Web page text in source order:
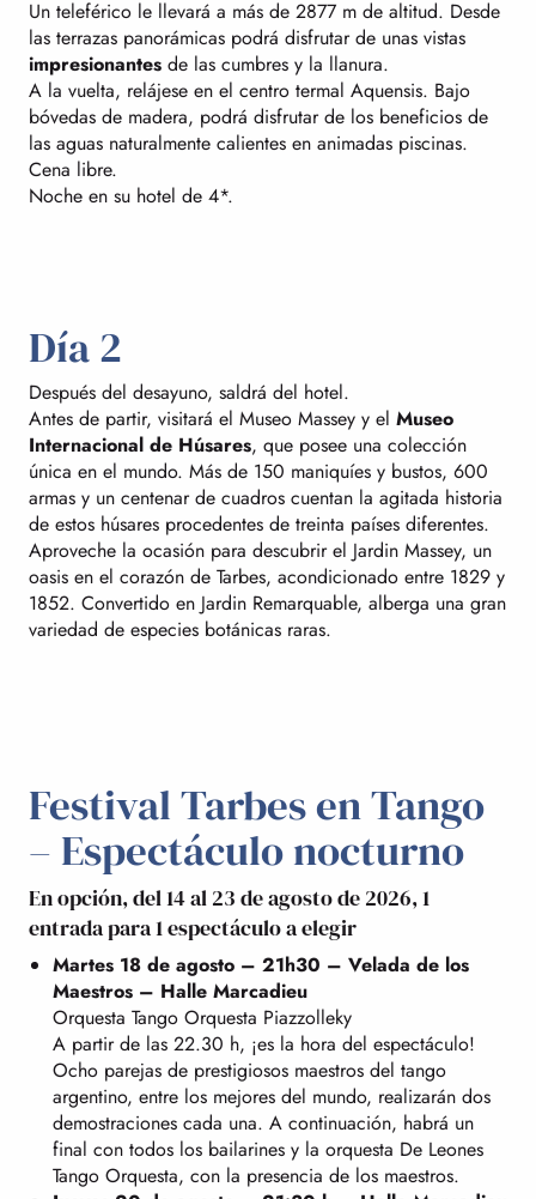
Un teleférico le llevará a más de 2877 m de altitud. Desde
las terrazas panorámicas podrá disfrutar de unas vistas
impresionantes de las cumbres y la llanura.
A la vuelta, relájese en el centro termal Aquensis. Bajo
bóvedas de madera, podrá disfrutar de los beneficios de
las aguas naturalmente calientes en animadas piscinas.
Cena libre.
Noche en su hotel de 4*.
Día 2
Después del desayuno, saldrá del hotel.
Antes de partir, visitará el Museo Massey y el Museo
Internacional de Húsares, que posee una colección
única en el mundo. Más de 150 maniquíes y bustos, 600
armas y un centenar de cuadros cuentan la agitada historia
de estos húsares procedentes de treinta países diferentes.
Aproveche la ocasión para descubrir el Jardin Massey, un
oasis en el corazón de Tarbes, acondicionado entre 1829 y
1852. Convertido en Jardin Remarquable, alberga una gran
variedad de especies botánicas raras.
Festival Tarbes en Tango
– Espectáculo nocturno
En opción, del 14 al 23 de agosto de 2026, 1
entrada para 1 espectáculo a elegir
Martes 18 de agosto – 21h30 – Velada de los
Maestros – Halle Marcadieu
Orquesta Tango Orquesta Piazzolleky
A partir de las 22.30 h, ¡es la hora del espectáculo!
Ocho parejas de prestigiosos maestros del tango
argentino, entre los mejores del mundo, realizarán dos
demostraciones cada una. A continuación, habrá un
final con todos los bailarines y la orquesta De Leones
Tango Orquesta, con la presencia de los maestros.